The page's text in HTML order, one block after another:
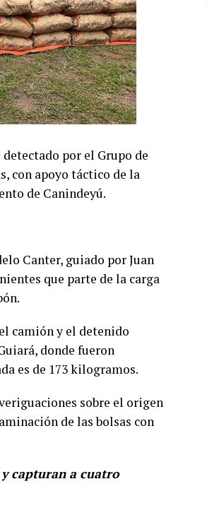
por el Grupo de
con apoyo táctico de la
de Canindeyú.
Canter, guiado por Juan
que parte de la carga
camión y el detenido
donde fueron
es de 173 kilogramos.
sobre el origen
de las bolsas con
capturan a cuatro